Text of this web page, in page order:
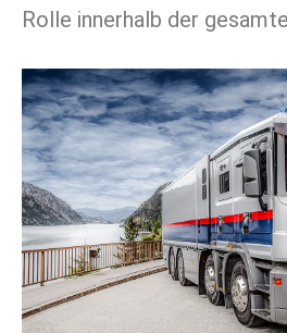
Rolle innerhalb der